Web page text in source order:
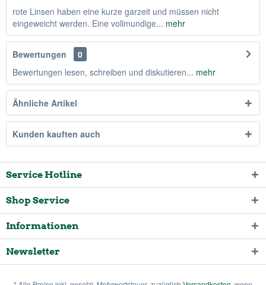
rote Linsen haben eine kurze garzeit und müssen nicht
eingeweicht werden. Eine vollmundige... mehr
Bewertungen
0
Bewertungen lesen, schreiben und diskutieren... mehr
Ähnliche Artikel
Kunden kauften auch
Service Hotline
Shop Service
Informationen
Newsletter